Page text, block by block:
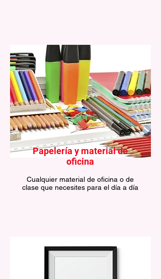
Papelería y material de
oficina
Cualquier material de oficina o de
clase que necesites para el día a día